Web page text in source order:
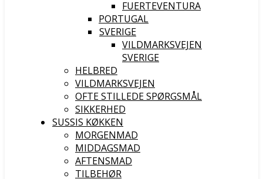
FUERTEVENTURA
PORTUGAL
SVERIGE
VILDMARKSVEJEN
SVERIGE
HELBRED
VILDMARKSVEJEN
OFTE STILLEDE SPØRGSMÅL
SIKKERHED
SUSSIS KØKKEN
MORGENMAD
MIDDAGSMAD
AFTENSMAD
TILBEHØR